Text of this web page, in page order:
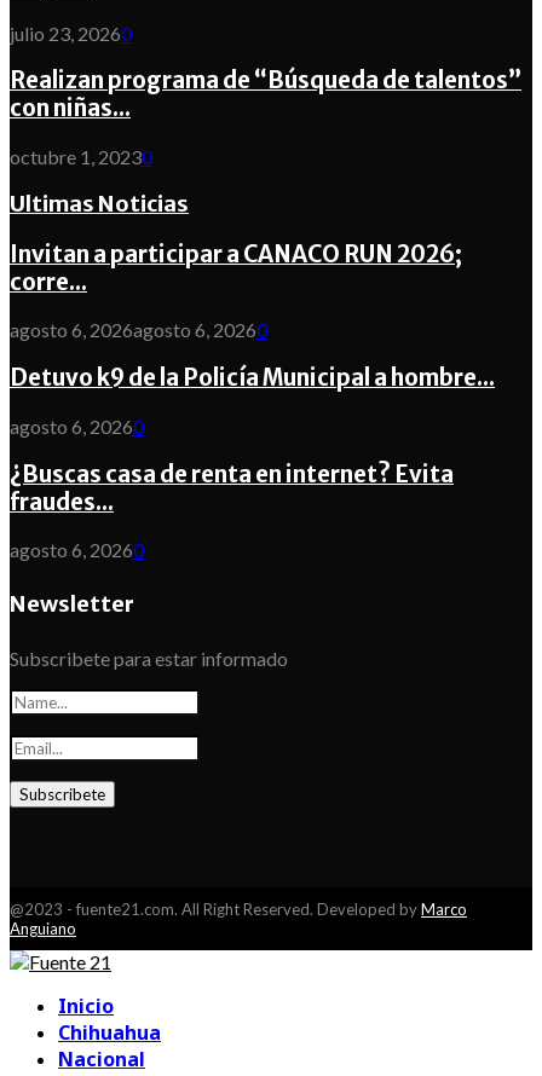
julio 23, 20260
Realizan programa de “Búsqueda de talentos”
con niñas...
octubre 1, 20230
Ultimas Noticias
Invitan a participar a CANACO RUN 2026;
corre...
agosto 6, 2026agosto 6, 20260
Detuvo k9 de la Policía Municipal a hombre...
agosto 6, 20260
¿Buscas casa de renta en internet? Evita
fraudes...
agosto 6, 20260
Newsletter
Subscribete para estar informado
@2023 - fuente21.com. All Right Reserved. Developed byMarco
Anguiano
Inicio
Chihuahua
Nacional